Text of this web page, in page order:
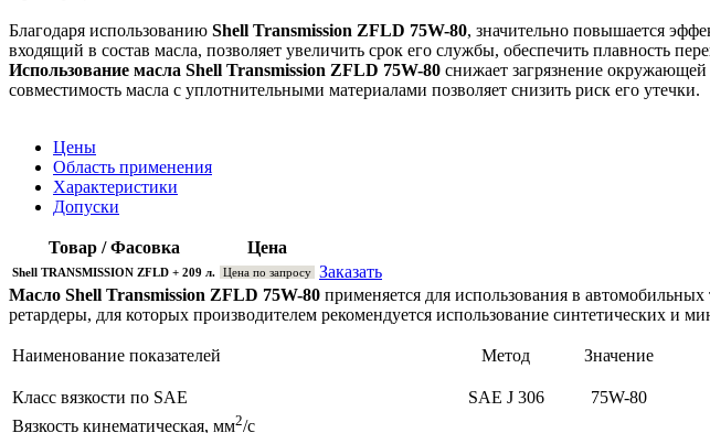
Благодаря использованию Shell Transmission ZFLD 75W-80, значительно повышается
входящий в состав масла, позволяет увеличить срок его службы, обеспечить плавность
Использование масла Shell Transmission ZFLD 75W-80 снижает загрязнение
совместимость масла с уплотнительными материалами позволяет снизить риск его утечки.
Цены
Область применения
Характеристики
Допуски
Товар / Фасовка Цена
Shell TRANSMISSION ZFLD + 209 л. Цена по запросу Заказать
Масло Shell Transmission ZFLD 75W-80 применяется для использования в
ретардеры, для которых производителем рекомендуется использование синтетических и
Наименование показателей Метод Значение
Класс вязкости по SAE SAE J 306
75W-80
Вязкость кинематическая, мм2/с